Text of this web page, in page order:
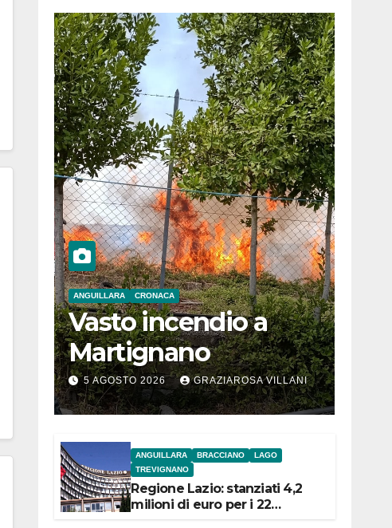
ANGUILLARA CRONACA
Vasto incendio a
Martignano
5 AGOSTO 2026 GRAZIAROSA VILLANI
ANGUILLARA BRACCIANO
LAGO
TREVIGNANO
Regione Lazio: stanziati 4,2
milioni di euro per i 22